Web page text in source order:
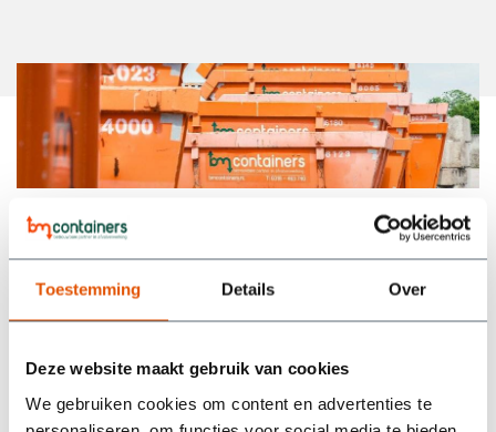
Toestemming Details Over
Deze website maakt gebruik van cookies
We gebruiken cookies om content en advertenties te
Waarom BM Containers
Wij zijn dé partij in containerverhuur, in regio Veenendaal en
omgeving.
8 weken
huurperiode
Alle prijzen zijn all-
in